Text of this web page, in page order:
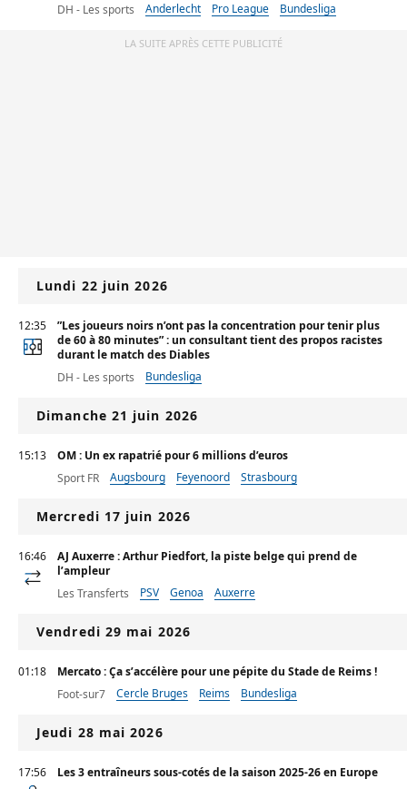
DH - Les sports
Anderlecht Pro League Bundesliga
LA SUITE APRÈS CETTE PUBLICITÉ
Lundi 22 juin 2026
12:35
”Les joueurs noirs n’ont pas la concentration pour tenir plus
de 60 à 80 minutes” : un consultant tient des propos racistes
durant le match des Diables
DH - Les sports
Bundesliga
Dimanche 21 juin 2026
15:13
OM : Un ex rapatrié pour 6 millions d’euros
Sport FR
Augsbourg Feyenoord Strasbourg
Mercredi 17 juin 2026
16:46
AJ Auxerre : Arthur Piedfort, la piste belge qui prend de
l’ampleur
Les Transferts
PSV Genoa Auxerre
Vendredi 29 mai 2026
01:18
Mercato : Ça s’accélère pour une pépite du Stade de Reims !
Foot-sur7
Cercle Bruges Reims Bundesliga
Jeudi 28 mai 2026
17:56
Les 3 entraîneurs sous-cotés de la saison 2025-26 en Europe